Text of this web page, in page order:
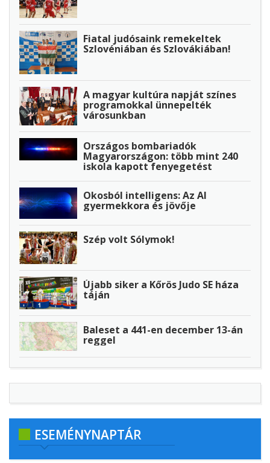
Fiatal judósaink remekeltek
Szlovéniában és Szlovákiában!
A magyar kultúra napját színes
programokkal ünnepelték
városunkban
Országos bombariadók
Magyarországon: több mint 240
iskola kapott fenyegetést
Okosból intelligens: Az AI
gyermekkora és jövője
Szép volt Sólymok!
Újabb siker a Kőrös Judo SE háza
táján
Baleset a 441-en december 13-án
reggel
ESEMÉNYNAPTÁR